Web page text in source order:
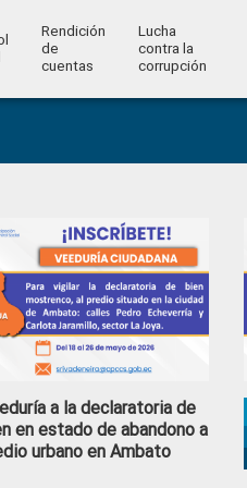
Rendición
de
cuentas
Lucha
contra la
corrupción
a la declaratoria de
en estado de abandono a
urbano en Ambato